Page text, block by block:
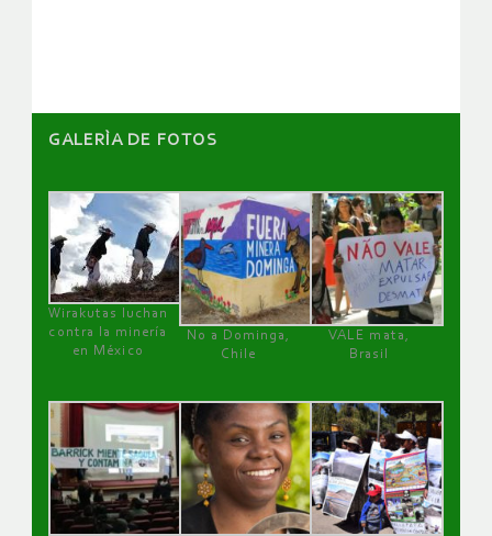
GALERÌA DE FOTOS
Wirakutas luchan
contra la minería
en México
No a Dominga,
Chile
VALE mata,
Brasil